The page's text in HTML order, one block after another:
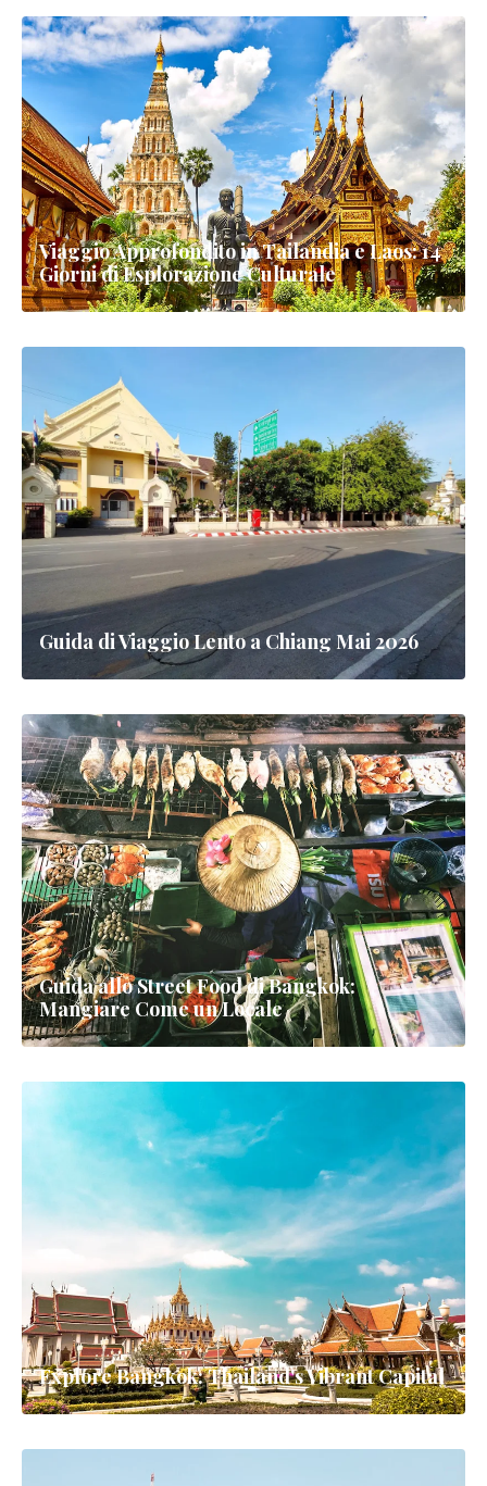
Viaggio Approfondito in Tailandia e Laos: 14
Giorni di Esplorazione Culturale
Guida di Viaggio Lento a Chiang Mai 2026
Guida allo Street Food di Bangkok:
Mangiare Come un Locale
Explore Bangkok: Thailand's Vibrant Capital